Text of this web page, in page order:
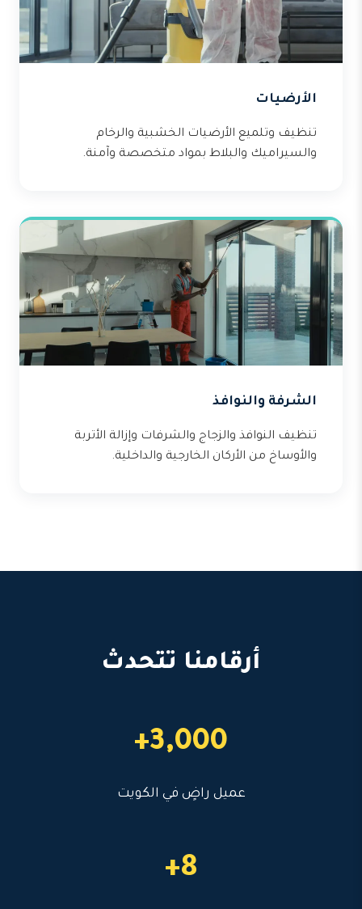
الأرضيات
تنظيف وتلميع الأرضيات الخشبية والرخام
والسيراميك والبلاط بمواد متخصصة وآمنة.
الشرفة والنوافذ
تنظيف النوافذ والزجاج والشرفات وإزالة الأتربة
والأوساخ من الأركان الخارجية والداخلية.
أرقامنا تتحدث
3,000+
عميل راضٍ في الكويت
8+